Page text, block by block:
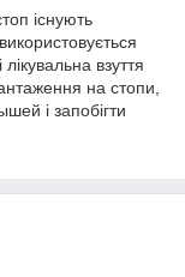
існують
взуття
на стопи,
і запобігти